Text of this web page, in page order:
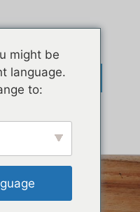
might be
language.
to: